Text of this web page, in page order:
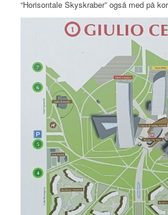
“Horisontale Skyskraber” også med på